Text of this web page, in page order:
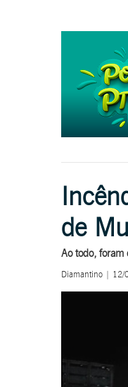
de
Ao todo,
Diamantino |